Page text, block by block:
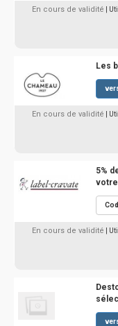
En cours de validité |
Les
En cours de validité |
5%
votre
En cours de validité |